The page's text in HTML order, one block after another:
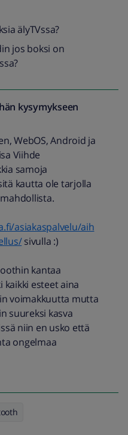
älyTVssa?
jos boksi on
kysymykseen
WebOS, Android ja
Viihde
samoja
kautta ole tarjolla
asiakaspalvelu/aih
sivulla :)
kantaa
kaikki esteet aina
voimakkuutta mutta
suureksi kasva
niin en usko että
ongelmaa